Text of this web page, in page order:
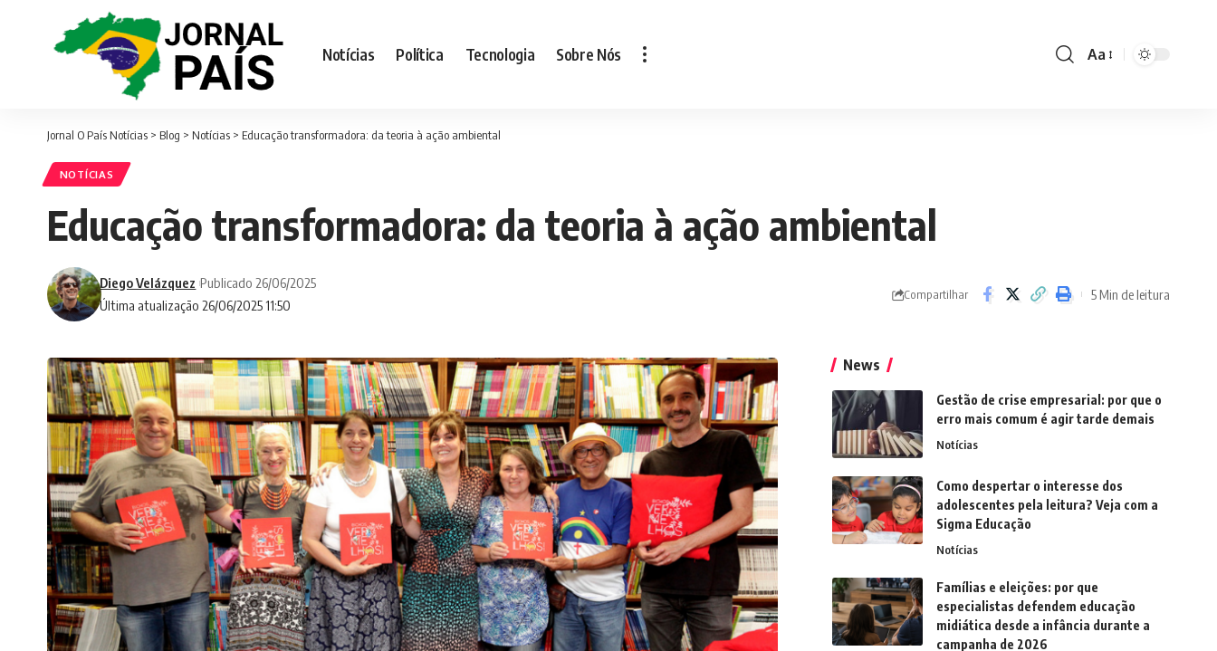
Notícias Política Tecnologia Sobre Nós
Font
Aa
Jornal O País Notícias > Blog > Notícias > Educação transformadora: da teoria à ação ambiental
NOTÍCIAS
Educação transformadora: da teoria à ação ambiental
Última atualização 26/06/2025 11:50
Diego Velázquez Publicado 26/06/2025
Compartilhar 5 Min de leitura
News
Gestão de crise empresarial: por que o
erro mais comum é agir tarde demais
Notícias
Como despertar o interesse dos
adolescentes pela leitura? Veja com a
Sigma Educação
Notícias
Famílias e eleições: por que
especialistas defendem educação
midiática desde a infância durante a
campanha de 2026